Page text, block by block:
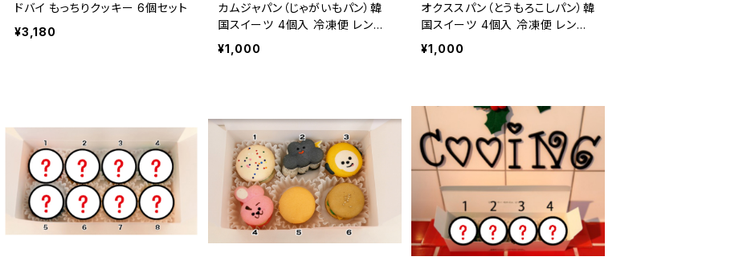
ドバイ もっちりクッキー 6個セット
¥3,180
カムジャパン（じゃがいもパン）韓
国スイーツ 4個入 冷凍便 レンジ
でチン ギフト
¥1,000
オクススパン（とうもろこしパン）韓
国スイーツ 4個入 冷凍便 レンジ
でチン ギフト
¥1,000